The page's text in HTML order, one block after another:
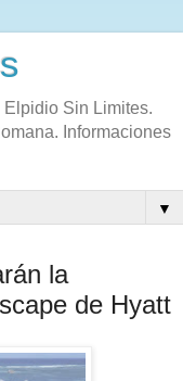
Sin Limites.
Informaciones
▼
la
de Hyatt